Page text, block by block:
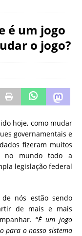
é um jogo
o jogo?
hoje, como mudar
governamentais e
fizeram muitos
no mundo todo a
legislação federal
nós estão sendo
de mais e mais
“É um jogo
para o nosso sistema